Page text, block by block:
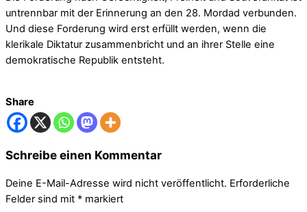
untrennbar mit der Erinnerung an den 28. Mordad verbunden.
Und diese Forderung wird erst erfüllt werden, wenn die
klerikale Diktatur zusammenbricht und an ihrer Stelle eine
demokratische Republik entsteht.
Share
Schreibe einen Kommentar
Deine E-Mail-Adresse wird nicht veröffentlicht. Erforderliche
Felder sind mit * markiert